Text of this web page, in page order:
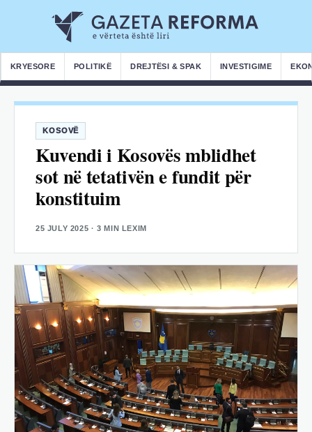
KRYESORE POLITIKË DREJTËSI & SPAK INVESTIGIME
KOSOVË
Kuvendi i Kosovës mblidhet
sot në tetativën e fundit për
konstituim
25 JULY 2025 · 3 MIN LEXIM